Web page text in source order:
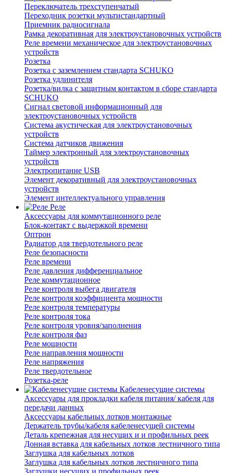
Переключатель трехступенчатый
Переходник розетки мультистандартный
Приемник радиосигнала
Рамка декоративная для электроустановочных устройств
Реле времени механическое для электроустановочных
устройств
Розетка
Розетка с заземлением стандарта SCHUKO
Розетка удлинителя
Розетка/вилка с защитным контактом в сборе стандарта
SCHUKO
Сигнал световой информационный для
электроустановочных устройств
Система акустическая для электроустановочных
устройств
Система датчиков движения
Таймер электронный для электроустановочных
устройств
Электропитание USB
Элемент декоративный для электроустановочных
устройств
Элемент интеллектуального управления
Реле
Аксессуары для коммутационного реле
Блок-контакт с выдержкой времени
Оптрон
Радиатор для твердотельного реле
Реле безопасности
Реле времени
Реле давления дифференциальное
Реле коммутационное
Реле контроля выбега двигателя
Реле контроля коэффициента мощности
Реле контроля температуры
Реле контроля тока
Реле контроля уровня/заполнения
Реле контроля фаз
Реле мощности
Реле направления мощности
Реле напряжения
Реле твердотельное
Розетка-реле
Кабеленесущие системы
Аксессуары для прокладки кабеля питания/ кабеля для
передачи данных
Аксессуары кабельных лотков монтажные
Держатель трубы/кабеля кабеленесущей системы
Деталь крепежная для несущих и и профильных реек
Донная вставка для кабельных лотков лестничного типа
Заглушка для кабельных лотков
Заглушка для кабельных лотков лестничного типа
Заглушки несущих и профильных реек